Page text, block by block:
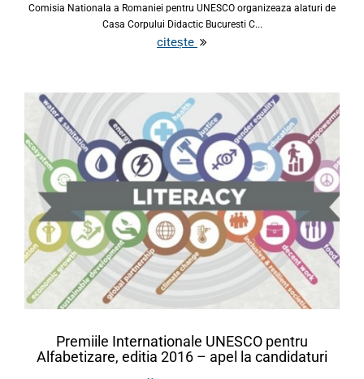
Comisia Nationala a Romaniei pentru UNESCO organizeaza alaturi de
Casa Corpului Didactic Bucuresti C...
citește
Premiile Internationale UNESCO pentru
Alfabetizare, editia 2016 – apel la candidaturi